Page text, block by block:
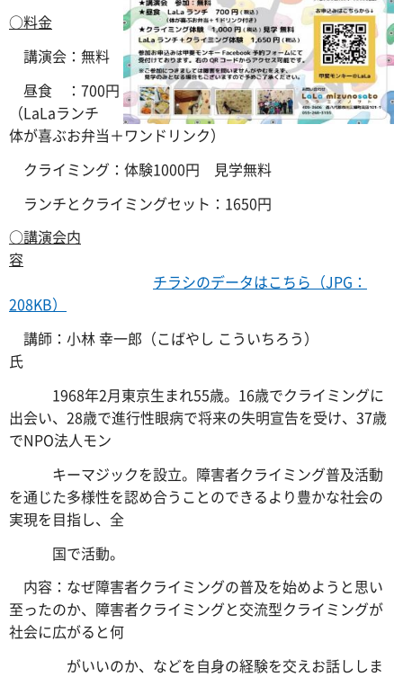
○料金
講演会：無料
昼食 ：700円
（LaLaランチ
体が喜ぶお弁当＋ワンドリンク）
クライミング：体験1000円 見学無料
ランチとクライミングセット：1650円
○講演会内
容
チラシのデータはこちら（JPG：
208KB）
講師：小林 幸一郎（こばやし こういちろう）
氏
1968年2月東京生まれ55歳。16歳でクライミングに
出会い、28歳で進行性眼病で将来の失明宣告を受け、37歳
でNPO法人モン
キーマジックを設立。障害者クライミング普及活動
を通じた多様性を認め合うことのできるより豊かな社会の
実現を目指し、全
国で活動。
内容：なぜ障害者クライミングの普及を始めようと思い
至ったのか、障害者クライミングと交流型クライミングが
社会に広がると何
がいいのか、などを自身の経験を交えお話ししま